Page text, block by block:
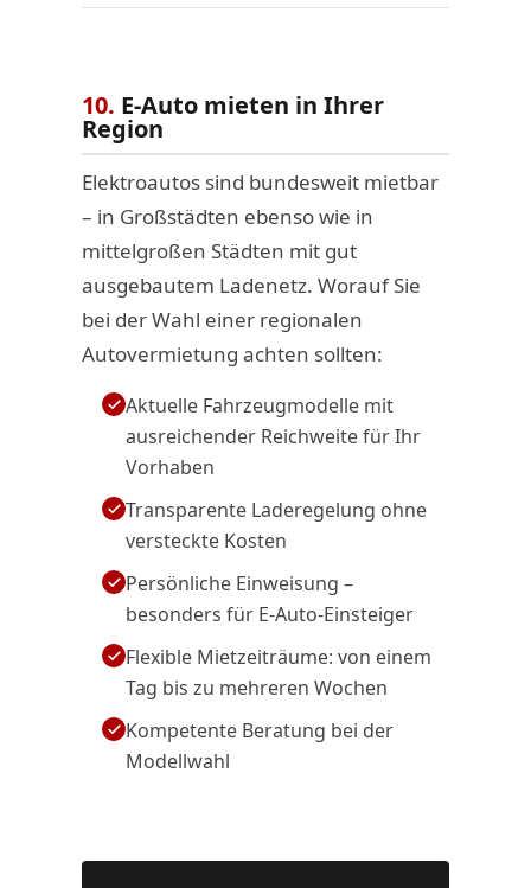
10. E-Auto mieten in Ihrer
Region
Elektroautos sind bundesweit mietbar
– in Großstädten ebenso wie in
mittelgroßen Städten mit gut
ausgebautem Ladenetz. Worauf Sie
bei der Wahl einer regionalen
Autovermietung achten sollten:
Aktuelle Fahrzeugmodelle mit
ausreichender Reichweite für Ihr
Vorhaben
Transparente Laderegelung ohne
versteckte Kosten
Persönliche Einweisung –
besonders für E-Auto-Einsteiger
Flexible Mietzeiträume: von einem
Tag bis zu mehreren Wochen
Kompetente Beratung bei der
Modellwahl